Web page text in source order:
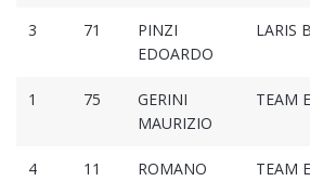
3 71
PINZI
EDOARDO
LARIS
1 75
GERINI
MAURIZIO
TEAM
4 11
ROMANO
TEAM